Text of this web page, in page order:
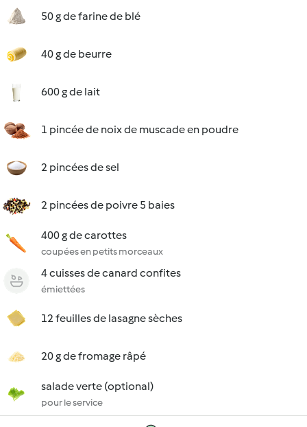
50 g de farine de blé
40 g de beurre
600 g de lait
1 pincée de noix de muscade en poudre
2 pincées de sel
2 pincées de poivre 5 baies
400 g de carottes
coupées en petits morceaux
4 cuisses de canard confites
émiettées
12 feuilles de lasagne sèches
20 g de fromage râpé
salade verte (optional)
pour le service